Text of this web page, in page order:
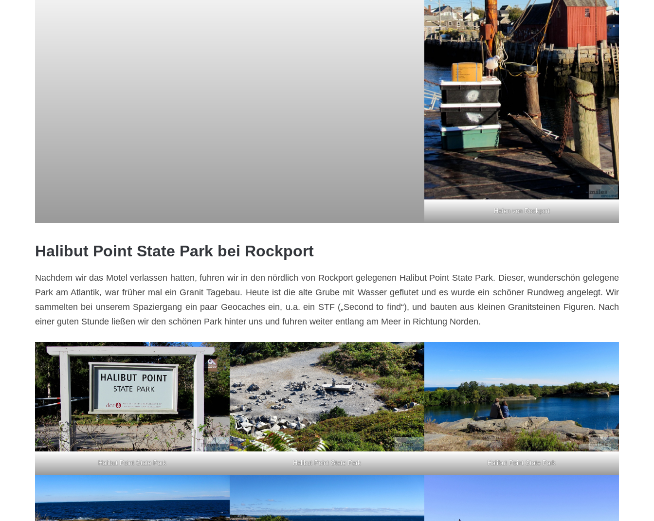
Hafen von Rockport
Halibut Point State Park bei Rockport
Nachdem wir das Motel verlassen hatten, fuhren wir in den nördlich von Rockport gelegenen Halibut Point State Park. Dieser, wunderschön gelegene
Park am Atlantik, war früher mal ein Granit Tagebau. Heute ist die alte Grube mit Wasser geflutet und es wurde ein schöner Rundweg angelegt. Wir
sammelten bei unserem Spaziergang ein paar Geocaches ein, u.a. ein STF („Second to find“), und bauten aus kleinen Granitsteinen Figuren. Nach
einer guten Stunde ließen wir den schönen Park hinter uns und fuhren weiter entlang am Meer in Richtung Norden.
Halibut Point State Park Halibut Point State Park Halibut Point State Park